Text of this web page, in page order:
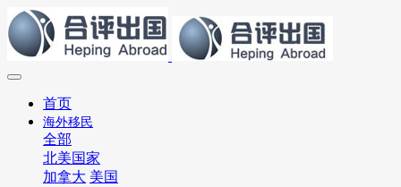
首页
海外移民
全部
北美国家
加拿大 美国